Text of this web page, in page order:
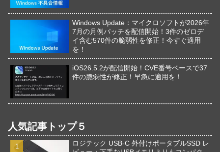
Windows Update：マイクロソフトが2026年
7月の月例パッチを配信開始！3件のゼロデ
イ含む570件の脆弱性を修正！今すぐ適用
を！
iOS26.5.2が配信開始！CVE番号ベースで37
件の脆弱性が修正！早急に適用を！
人気記事トップ５
ロジテック USB-C 外付けポータブルSSD レ